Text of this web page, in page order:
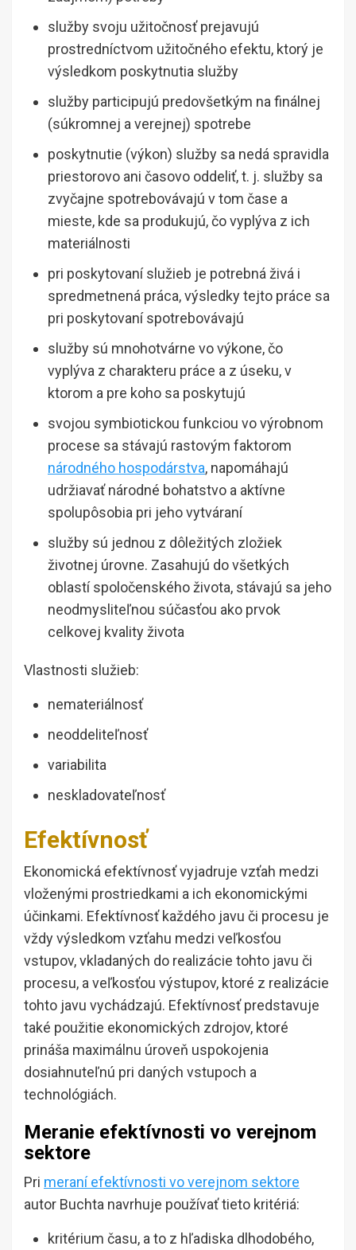
služby svoju užitočnosť prejavujú
prostredníctvom užitočného efektu, ktorý je
výsledkom poskytnutia služby
služby participujú predovšetkým na finálnej
(súkromnej a verejnej) spotrebe
poskytnutie (výkon) služby sa nedá spravidla
priestorovo ani časovo oddeliť, t. j. služby sa
zvyčajne spotrebovávajú v tom čase a
mieste, kde sa produkujú, čo vyplýva z ich
materiálnosti
pri poskytovaní služieb je potrebná živá i
spredmetnená práca, výsledky tejto práce sa
pri poskytovaní spotrebovávajú
služby sú mnohotvárne vo výkone, čo
vyplýva z charakteru práce a z úseku, v
ktorom a pre koho sa poskytujú
svojou symbiotickou funkciou vo výrobnom
procese sa stávajú rastovým faktorom
národného hospodárstva, napomáhajú
udržiavať národné bohatstvo a aktívne
spolupôsobia pri jeho vytváraní
služby sú jednou z dôležitých zložiek
životnej úrovne. Zasahujú do všetkých
oblastí spoločenského života, stávajú sa jeho
neodmysliteľnou súčasťou ako prvok
celkovej kvality života
Vlastnosti služieb:
nemateriálnosť
neoddeliteľnosť
variabilita
neskladovateľnosť
Efektívnosť
Ekonomická efektívnosť vyjadruje vzťah medzi
vloženými prostriedkami a ich ekonomickými
účinkami. Efektívnosť každého javu či procesu je
vždy výsledkom vzťahu medzi veľkosťou
vstupov, vkladaných do realizácie tohto javu či
procesu, a veľkosťou výstupov, ktoré z realizácie
tohto javu vychádzajú. Efektívnosť predstavuje
také použitie ekonomických zdrojov, ktoré
prináša maximálnu úroveň uspokojenia
dosiahnuteľnú pri daných vstupoch a
technológiách.
Meranie efektívnosti vo verejnom
sektore
Pri meraní efektívnosti vo verejnom sektore
autor Buchta navrhuje používať tieto kritériá:
kritérium času, a to z hľadiska dlhodobého,